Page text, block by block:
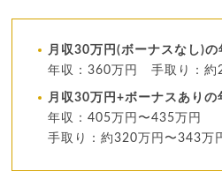
月収30万円(ボーナスなし)の
年収：360万円 手取り：約
月収30万円+ボーナスありの
年収：405万円〜435万円
手取り：約320万円〜343万